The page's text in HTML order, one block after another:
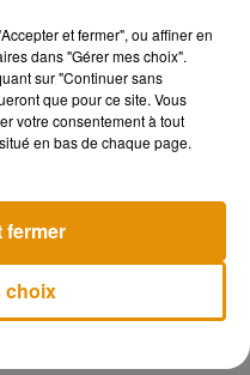
enfin le remix de « Love
Kylie Minogue
et fermer", ou affiner en
dans "Gérer mes choix".
sur "Continuer sans
que pour ce site. Vous
votre consentement à tout
en bas de chaque page.
choix
fermer